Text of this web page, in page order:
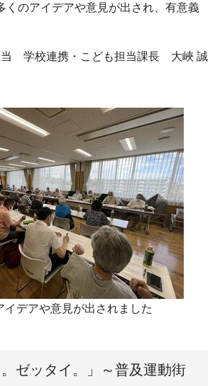
くのアイデアや意見が出され、有意義
当 学校連携・こども担当課長 大峽 誠
イデアや意見が出されました
ゼッタイ。」～普及運動街